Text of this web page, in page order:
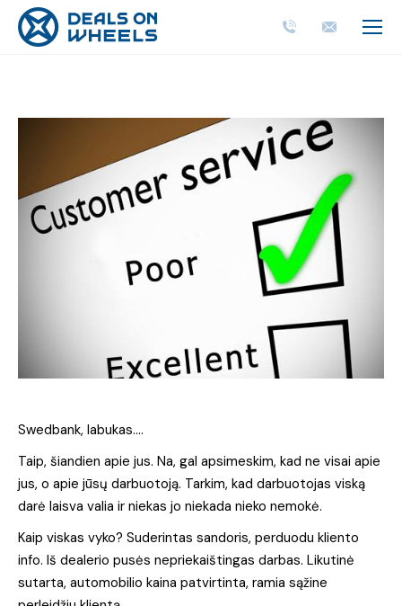
Swedbank, labukas….
Taip, šiandien apie jus. Na, gal apsimeskim, kad ne visai apie
jus, o apie jūsų darbuotoją. Tarkim, kad darbuotojas viską
darė laisva valia ir niekas jo niekada nieko nemokė.
Kaip viskas vyko? Suderintas sandoris, perduodu kliento
info. Iš dealerio pusės nepriekaištingas darbas. Likutinė
sutarta, automobilio kaina patvirtinta, ramia sąžine